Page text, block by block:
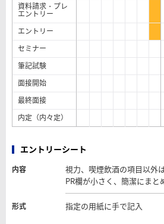
資料請求・プレ
エントリー
エントリー
セミナー
筆記試験
面接開始
最終面接
内定（内々定）
エントリーシート
内容
視力、喫煙飲酒の項目以外
PR欄が小さく、簡潔にまと
形式 指定の用紙に手で記入